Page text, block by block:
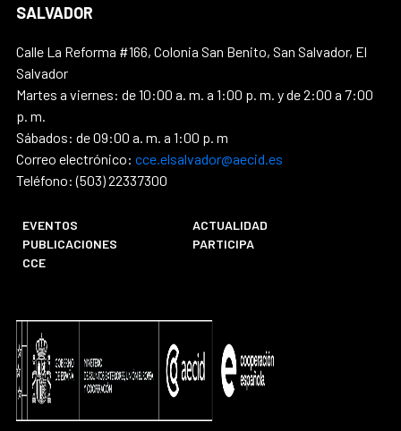
SALVADOR
Calle La Reforma #166, Colonia San Benito, San Salvador, El
Salvador
Martes a viernes: de 10:00 a. m. a 1:00 p. m. y de 2:00 a 7:00
p. m.
Sábados: de 09:00 a. m. a 1:00 p. m
Correo electrónico: cce.elsalvador@aecid.es
Teléfono: (503) 22337300
EVENTOS
ACTUALIDAD
PUBLICACIONES
PARTICIPA
CCE